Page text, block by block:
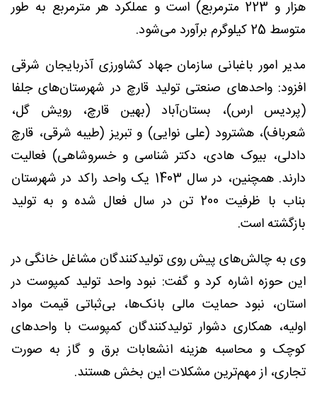
هزار و 223 مترمربع) است و عملکرد هر مترمربع به ‌طور
متوسط 25 کیلوگرم برآورد می‌شود.
مدیر امور باغبانی سازمان جهاد کشاورزی آذربایجان شرقی
افزود: واحدهای صنعتی تولید قارچ در شهرستان‌های جلفا
(پردیس ارس)، بستان‌آباد (بهین قارچ، رویش گل،
شعرباف)، هشترود (علی نوایی) و تبریز (طیبه شرقی، قارچ
دادلی، بیوک هادی، دکتر شناسی و خسروشاهی) فعالیت
دارند. همچنین، در سال 1403 یک واحد راکد در شهرستان
بناب با ظرفیت 200 تن در سال فعال شده و به تولید
بازگشته است.
وی به چالش‌های پیش روی تولیدکنندگان مشاغل خانگی در
این حوزه اشاره کرد و گفت: نبود واحد تولید کمپوست در
استان، نبود حمایت مالی بانک‌ها، بی‌ثباتی قیمت مواد
اولیه، همکاری دشوار تولیدکنندگان کمپوست با واحدهای
کوچک و محاسبه هزینه انشعابات برق و گاز به صورت
تجاری، از مهم‌ترین مشکلات این بخش هستند.